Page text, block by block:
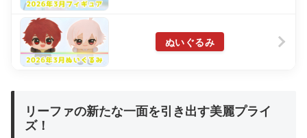
ぬいぐるみ
リーファの新たな一面を引き出す美麗プライ
ズ！